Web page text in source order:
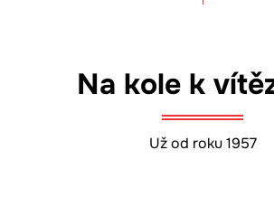
Na kole k
Už od roku 1957